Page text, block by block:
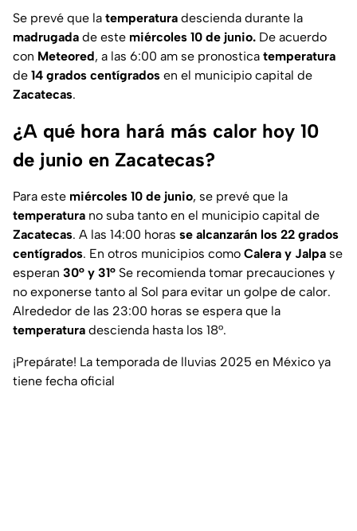
Se prevé que la temperatura descienda durante la
madrugada de este miércoles 10 de junio. De acuerdo
con Meteored, a las 6:00 am se pronostica temperatura
de 14 grados centígrados en el municipio capital de
Zacatecas.
¿A qué hora hará más calor hoy 10
de junio en Zacatecas?
Para este miércoles 10 de junio, se prevé que la
temperatura no suba tanto en el municipio capital de
Zacatecas. A las 14:00 horas se alcanzarán los 22 grados
centígrados. En otros municipios como Calera y Jalpa se
esperan 30° y 31° Se recomienda tomar precauciones y
no exponerse tanto al Sol para evitar un golpe de calor.
Alrededor de las 23:00 horas se espera que la
temperatura descienda hasta los 18°.
¡Prepárate! La temporada de lluvias 2025 en México ya
tiene fecha oficial